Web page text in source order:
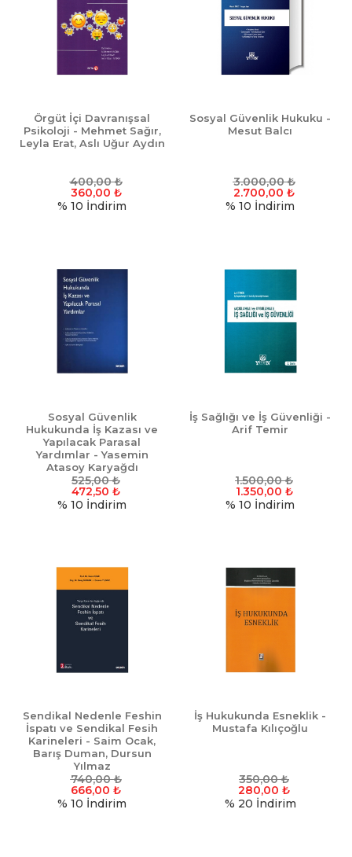
Örgüt İçi Davranışsal
Psikoloji - Mehmet Sağır,
Leyla Erat, Aslı Uğur Aydın
400,00₺
360,00 ₺
% 10 İndirim
Sosyal Güvenlik Hukuku -
Mesut Balcı
3.000,00₺
2.700,00 ₺
% 10 İndirim
Sosyal Güvenlik
Hukukunda İş Kazası ve
Yapılacak Parasal
Yardımlar - Yasemin
Atasoy Karyağdı
525,00₺
472,50 ₺
% 10 İndirim
İş Sağlığı ve İş Güvenliği -
Arif Temir
1.500,00₺
1.350,00 ₺
% 10 İndirim
Sendikal Nedenle Feshin
İspatı ve Sendikal Fesih
Karineleri - Saim Ocak,
Barış Duman, Dursun
Yılmaz
740,00₺
666,00 ₺
% 10 İndirim
İş Hukukunda Esneklik -
Mustafa Kılıçoğlu
350,00₺
280,00 ₺
% 20 İndirim